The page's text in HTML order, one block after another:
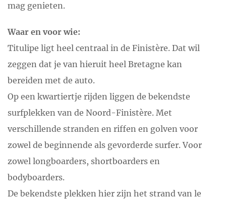
mag genieten.
Waar en voor wie:
Titulipe ligt heel centraal in de Finistère. Dat wil
zeggen dat je van hieruit heel Bretagne kan
bereiden met de auto.
Op een kwartiertje rijden liggen de bekendste
surfplekken van de Noord-Finistère. Met
verschillende stranden en riffen en golven voor
zowel de beginnende als gevorderde surfer. Voor
zowel longboarders, shortboarders en
bodyboarders.
De bekendste plekken hier zijn het strand van le